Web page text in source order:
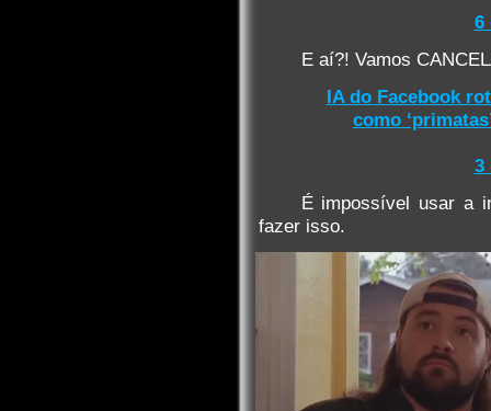
6
E aí?! Vamos
IA do Facebook
como
3
É impossível usar a
fazer isso.